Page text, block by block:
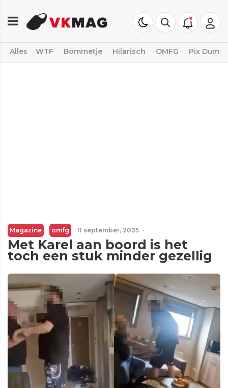
Alles WTF Bommetje Hilarisch OMFG Pix Dump
Magazine omfg 11 september, 2025 ·
Met Karel aan boord is het
toch een stuk minder gezellig